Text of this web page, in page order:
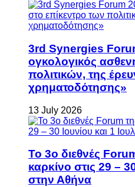
3rd Synergies
ογκολογικός
πολιτικών, της
χρηματοδότησης»
13 July 2026
Το 3ο διεθνές
καρκίνο στις 29 –
στην Αθήνα